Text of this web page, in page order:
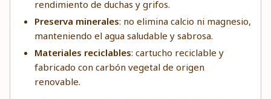
rendimiento de duchas y grifos.
Preserva minerales: no elimina calcio ni magnesio,
manteniendo el agua saludable y sabrosa.
Materiales reciclables: cartucho reciclable y
fabricado con carbón vegetal de origen
renovable.